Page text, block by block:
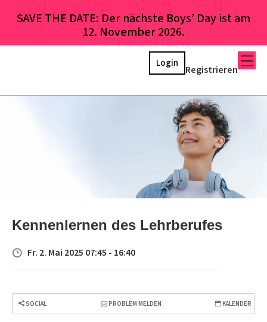
SAVE THE DATE: Der nächste Boys’ Day ist am
12. November 2026.
Registrieren
Login
Kennenlernen des Lehrberufes
Fr. 2. Mai 2025 07:45 - 16:40
SOCIAL PROBLEM MELDEN KALENDER